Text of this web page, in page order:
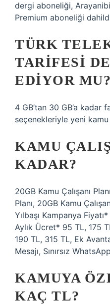
dergi aboneliği,
Premium aboneliği
TÜRK
TARIFESI
EDIYOR MU?
​​4 GB’tan 30 GB’a kadar
seçenekleriyle yeni
KAMU
KADAR?
20GB Kamu Çalışanı
Planı, 20GB Kamu
Yılbaşı Kampanya
Aylık Ücret* 95 TL, 175
190 TL, 315 TL, Ek
Mesajı, Sınırsız
KAMUYA
KAÇ TL?